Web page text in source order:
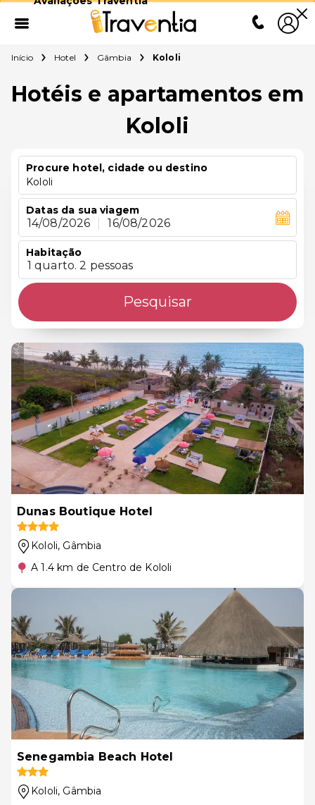
Início Hotel Gâmbia Kololi
Hotéis e apartamentos em
Kololi
Procure hotel, cidade ou destino
Kololi
Datas da sua viagem
14/08/2026 16/08/2026
Habitação
1 quarto. 2 pessoas
Pesquisar
Dunas Boutique Hotel
Kololi, Gâmbia
A 1.4 km de Centro de Kololi
Senegambia Beach Hotel
Kololi, Gâmbia